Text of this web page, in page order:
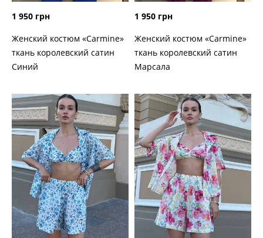
1 950 грн
Женский костюм «Carmine»
ткань королевский сатин
Синий
1 950 грн
Женский костюм «Carmine»
ткань королевский сатин
Марсала